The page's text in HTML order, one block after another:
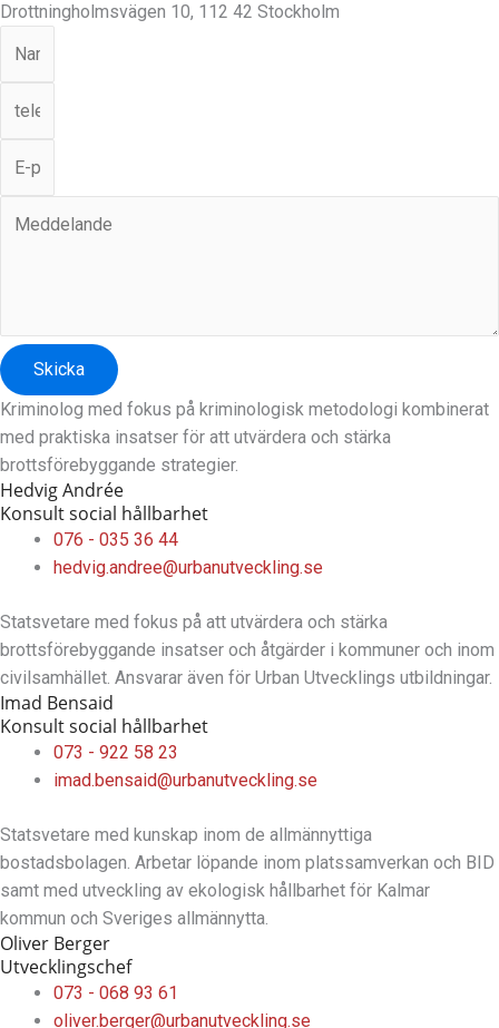
Drottningholmsvägen 10, 112 42 Stockholm
Skicka
Kriminolog med fokus på kriminologisk metodologi kombinerat
med praktiska insatser för att utvärdera och stärka
brottsförebyggande strategier.
Hedvig Andrée
Konsult social hållbarhet
076 - 035 36 44
hedvig.andree@urbanutveckling.se
Statsvetare med fokus på att utvärdera och stärka
brottsförebyggande insatser och åtgärder i kommuner och inom
civilsamhället. Ansvarar även för Urban Utvecklings utbildningar.
Imad Bensaid
Konsult social hållbarhet
073 - 922 58 23
imad.bensaid@urbanutveckling.se
Statsvetare med kunskap inom de allmännyttiga
bostadsbolagen. Arbetar löpande inom platssamverkan och BID
samt med utveckling av ekologisk hållbarhet för Kalmar
kommun och Sveriges allmännytta.
Oliver Berger
Utvecklingschef
073 - 068 93 61
oliver.berger@urbanutveckling.se